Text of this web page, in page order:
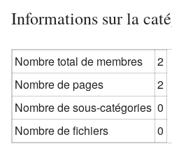
Informations sur la
Nombre total de membres
2
Nombre de pages
2
Nombre de sous-catégories 0
Nombre de fichiers
0